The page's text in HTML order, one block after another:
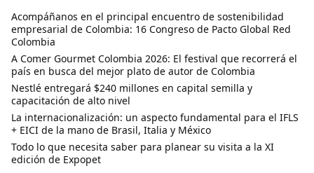
Acompáñanos en el principal encuentro de sostenibilidad
empresarial de Colombia: 16 Congreso de Pacto Global Red
Colombia
A Comer Gourmet Colombia 2026: El festival que recorrerá el
país en busca del mejor plato de autor de Colombia
Nestlé entregará $240 millones en capital semilla y
capacitación de alto nivel
La internacionalización: un aspecto fundamental para el IFLS
+ EICI de la mano de Brasil, Italia y México
Todo lo que necesita saber para planear su visita a la XI
edición de Expopet